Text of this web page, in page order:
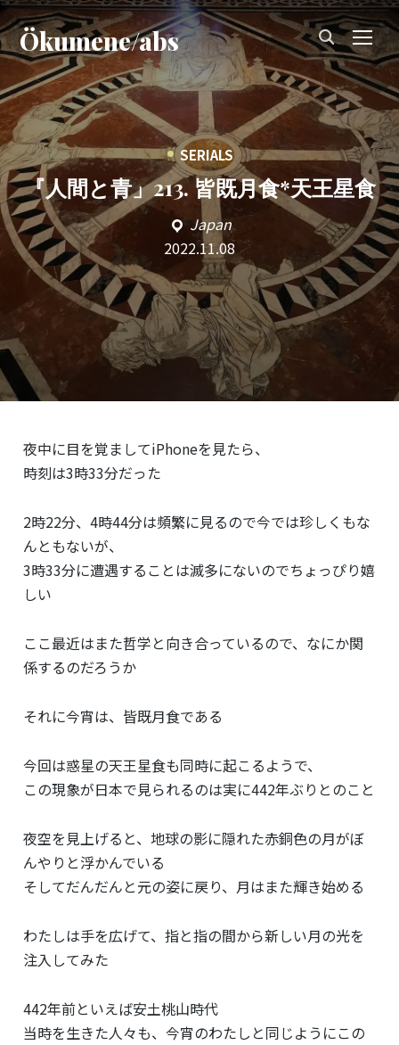
Ökumene/abs
• SERIALS
『人間と青」213. 皆既月食*天王星食
Japan
2022.11.08
夜中に目を覚ましてiPhoneを見たら、
時刻は3時33分だった
2時22分、4時44分は頻繁に見るので今では珍しくもな
んともないが、
3時33分に遭遇することは滅多にないのでちょっぴり嬉
しい
ここ最近はまた哲学と向き合っているので、なにか関
係するのだろうか
それに今宵は、皆既月食である
今回は惑星の天王星食も同時に起こるようで、
この現象が日本で見られるのは実に442年ぶりとのこと
夜空を見上げると、地球の影に隠れた赤銅色の月がぼ
んやりと浮かんでいる
そしてだんだんと元の姿に戻り、月はまた輝き始める
わたしは手を広げて、指と指の間から新しい月の光を
注入してみた
442年前といえば安土桃山時代
当時を生きた人々も、今宵のわたしと同じようにこの